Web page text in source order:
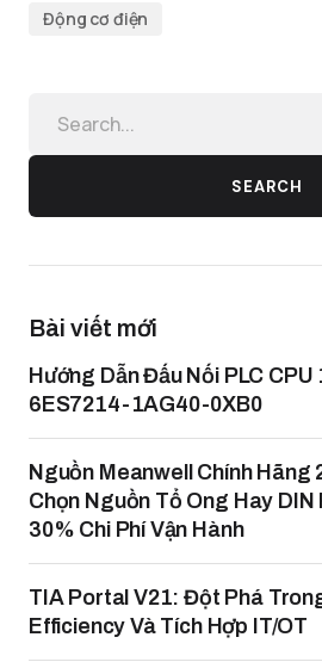
Động cơ điện
SEARCH
Bài viết mới
Hướng Dẫn Đấu Nối PLC CPU
6ES7214-1AG40-0XB0
Nguồn Meanwell Chính Hãng
Chọn Nguồn Tổ Ong Hay DIN
30% Chi Phí Vận Hành
TIA Portal V21: Đột Phá
Efficiency Và Tích Hợp IT/OT